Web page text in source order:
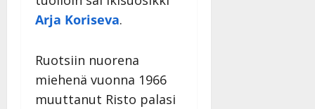
Arja Koriseva.
Ruotsiin nuorena
miehenä vuonna 1966
muuttanut Risto palasi